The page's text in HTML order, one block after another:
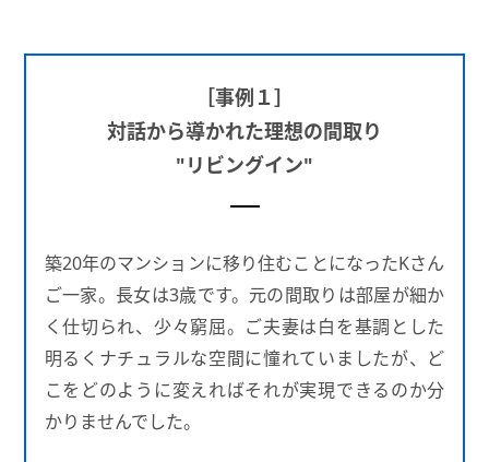
［事例１］
対話から導かれた理想の間取り
"リビングイン"
築20年のマンションに移り住むことになったKさん
ご一家。長女は3歳です。元の間取りは部屋が細か
く仕切られ、少々窮屈。ご夫妻は白を基調とした
明るくナチュラルな空間に憧れていましたが、ど
こをどのように変えればそれが実現できるのか分
かりませんでした。